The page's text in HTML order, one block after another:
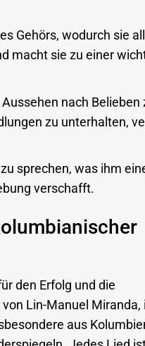
Gehörs, wodurch sie
macht sie zu einer
nach Belieben
zu unterhalten,
sprechen, was ihm
verschafft.
den Erfolg und die
Lin-Manuel Miranda,
aus